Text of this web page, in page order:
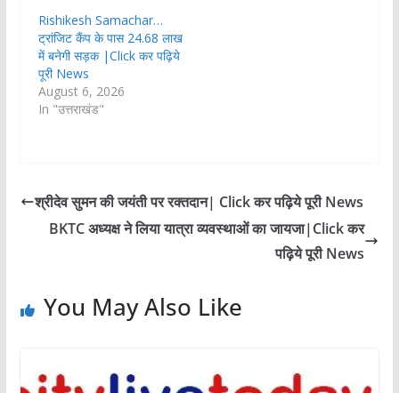
Rishikesh Samachar…
ट्रांजिट कैंप के पास 24.68 लाख
में बनेगी सड़क |Click कर पढ़िये
पूरी News
August 6, 2026
In "उत्तराखंड"
श्रीदेव सुमन की जयंती पर रक्तदान| Click कर पढ़िये पूरी News
BKTC अध्यक्ष ने लिया यात्रा व्यवस्थाओं का जायजा|Click कर
पढ़िये पूरी News
You May Also Like